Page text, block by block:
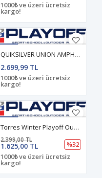
1000₺ ve üzeri ücretsiz
kargo!
QUIKSILVER UNION AMPHIBIAN KHAKI ERKEK ŞORT
2.699,99 TL
1000₺ ve üzeri ücretsiz
kargo!
Torres Winter Playoff Outdoor Kışlık Pantolon Kiremit
1.625,00 TL
2.399,00 TL
%32
1000₺ ve üzeri ücretsiz
kargo!